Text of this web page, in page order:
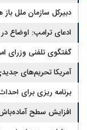
دبیرکل سازمان ملل
ادعای ترامپ: اوضاع
گفتگوی تلفنی وزرای
آمریکا تحریم‌های
برنامه ریزی برای
آب در مازندران
افزایش سطح